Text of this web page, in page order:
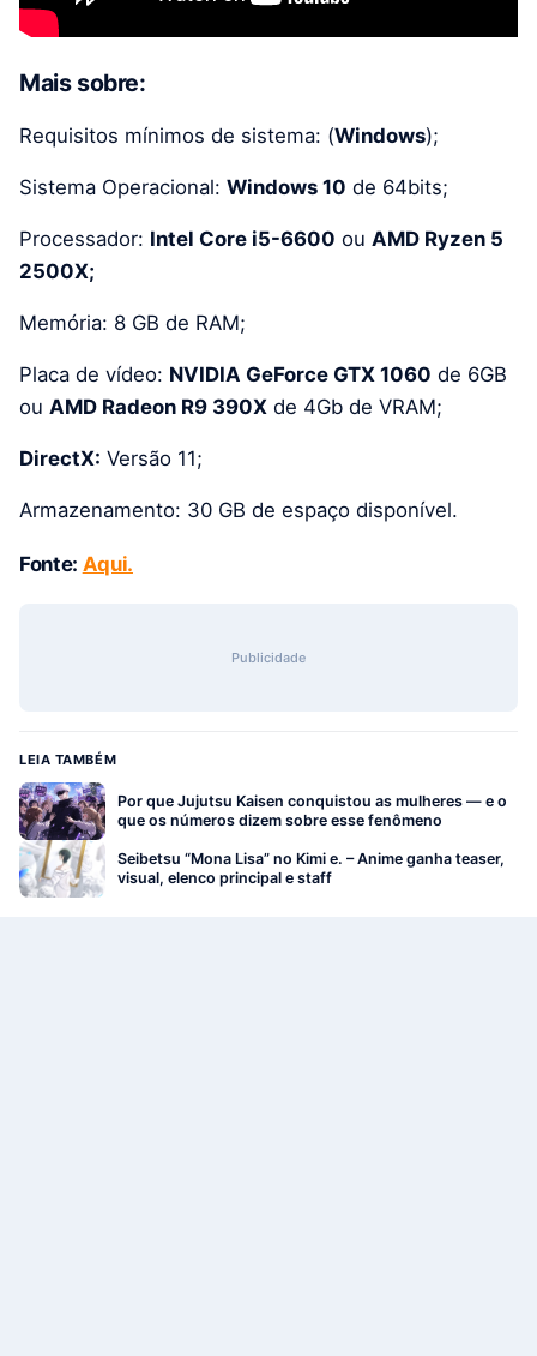
Mais sobre:
Requisitos mínimos de sistema: (Windows);
Sistema Operacional: Windows 10 de 64bits;
Processador: Intel Core i5-6600 ou AMD Ryzen 5
2500X;
Memória: 8 GB de RAM;
Placa de vídeo: NVIDIA GeForce GTX 1060 de 6GB
ou AMD Radeon R9 390X de 4Gb de VRAM;
DirectX: Versão 11;
Armazenamento: 30 GB de espaço disponível.
Fonte: Aqui.
Publicidade
LEIA TAMBÉM
Por que Jujutsu Kaisen conquistou as mulheres — e o
que os números dizem sobre esse fenômeno
Seibetsu “Mona Lisa” no Kimi e. – Anime ganha teaser,
visual, elenco principal e staff